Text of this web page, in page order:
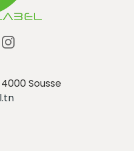
Sousse